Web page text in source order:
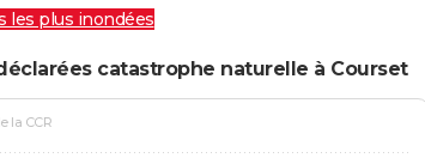
les plus inondées
catastrophe naturelle à Courset
la CCR